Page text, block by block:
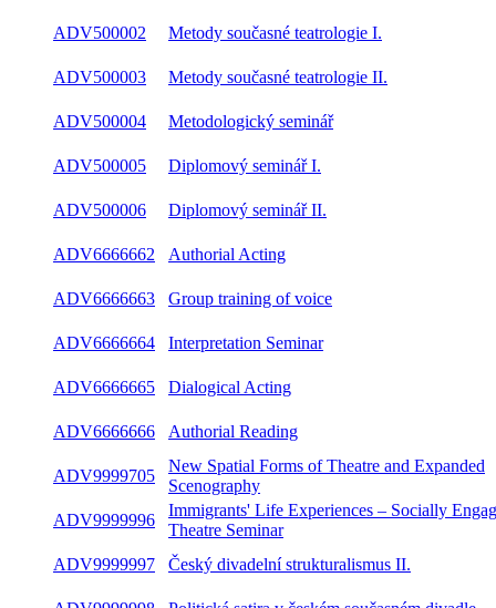
ADV500002 Metody současné teatrologie I.
ADV500003 Metody současné teatrologie II.
ADV500004 Metodologický seminář
ADV500005 Diplomový seminář I.
ADV500006 Diplomový seminář II.
ADV6666662 Authorial Acting
ADV6666663 Group training of voice
ADV6666664 Interpretation Seminar
ADV6666665 Dialogical Acting
ADV6666666 Authorial Reading
ADV9999705
New Spatial Forms of Theatre and Expanded
Scenography
ADV9999996
Immigrants' Life Experiences – Socially
Theatre Seminar
ADV9999997
Český divadelní strukturalismus II.